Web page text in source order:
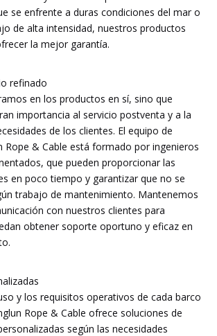
se enfrente a duras condiciones del mar o
de alta intensidad, nuestros productos
la mejor garantía.
refinado
en los productos en sí, sino que
importancia al servicio postventa y a la
de los clientes. El equipo de
Rope & Cable está formado por ingenieros
que pueden proporcionar las
en poco tiempo y garantizar que no se
trabajo de mantenimiento. Mantenemos
con nuestros clientes para
obtener soporte oportuno y eficaz en
y los requisitos operativos de cada barco
Rope & Cable ofrece soluciones de
según las necesidades